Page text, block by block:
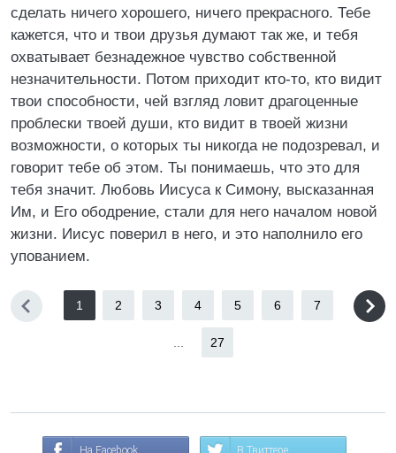
сделать ничего хорошего, ничего прекрасного. Тебе
кажется, что и твои друзья думают так же, и тебя
охватывает безнадежное чувство собственной
незначительности. Потом приходит кто-то, кто видит
твои способности, чей взгляд ловит драгоценные
проблески твоей души, кто видит в твоей жизни
возможности, о которых ты никогда не подозревал, и
говорит тебе об этом. Ты понимаешь, что это для
тебя значит. Любовь Иисуса к Симону, высказанная
Им, и Его ободрение, стали для него началом новой
жизни. Иисус поверил в него, и это наполнило его
упованием.
1 2 3 4 5 6 7
27
На Facebook В Твиттере